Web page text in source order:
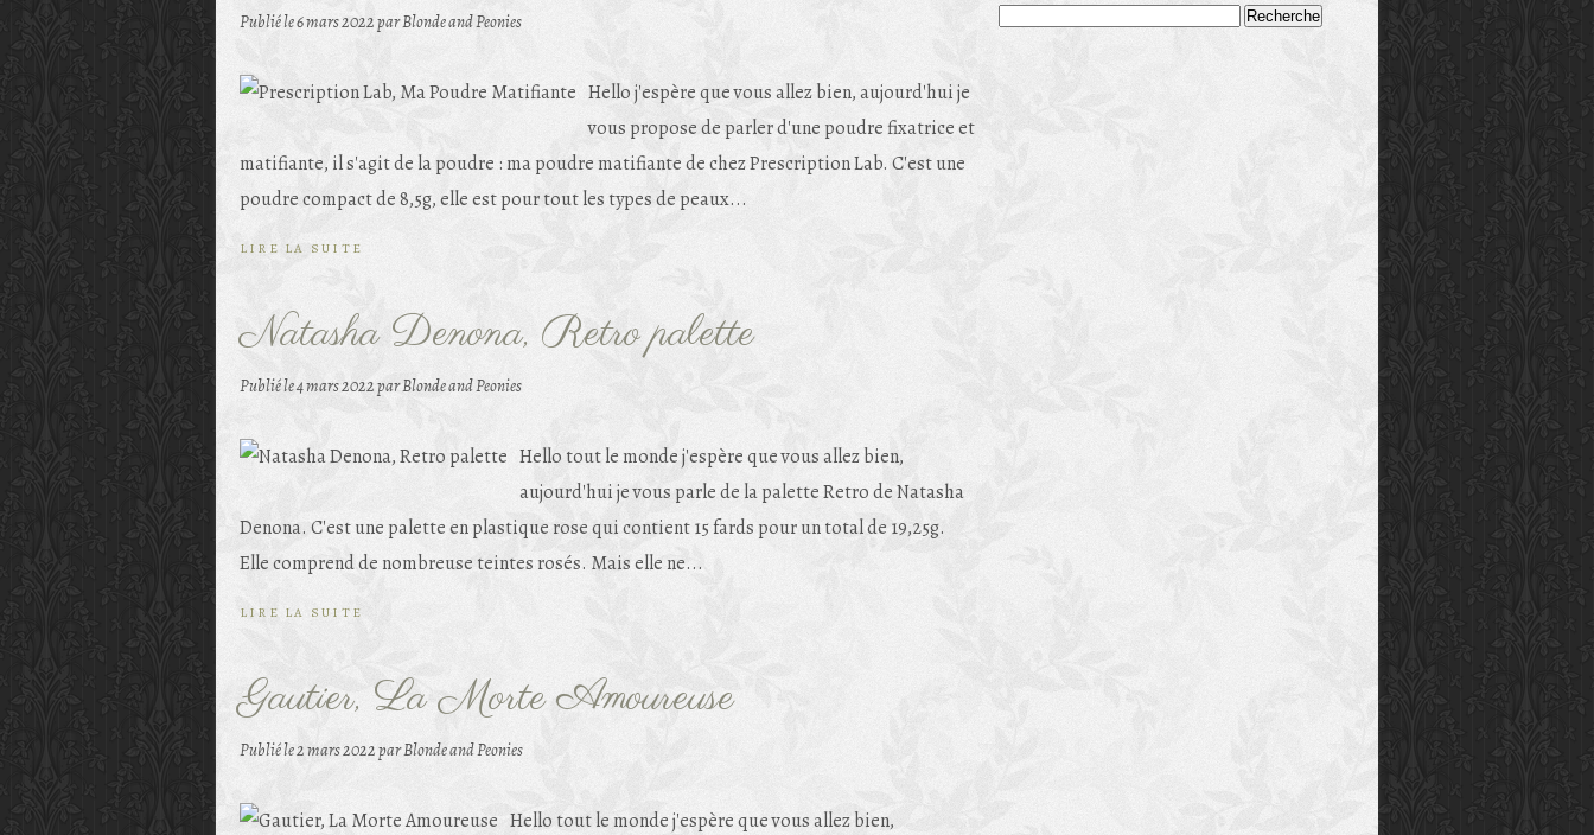
Publié le6 mars 2022par Blonde and Peonies
Hello j'espère que vous allez bien, aujourd'hui je
vous propose de parler d'une poudre fixatrice et
matifiante, il s'agit de la poudre : ma poudre matifiante de chez Prescription Lab. C'est une
poudre compact de 8,5g, elle est pour tout les types de peaux...
LIRE LA SUITE
Natasha Denona, Retro palette
Publié le4 mars 2022par Blonde and Peonies
Hello tout le monde j'espère que vous allez bien,
aujourd'hui je vous parle de la palette Retro de Natasha
Denona. C'est une palette en plastique rose qui contient 15 fards pour un total de 19,25g.
Elle comprend de nombreuse teintes rosés. Mais elle ne...
LIRE LA SUITE
Gautier, La Morte Amoureuse
Publié le2 mars 2022par Blonde and Peonies
Hello tout le monde j'espère que vous allez bien,